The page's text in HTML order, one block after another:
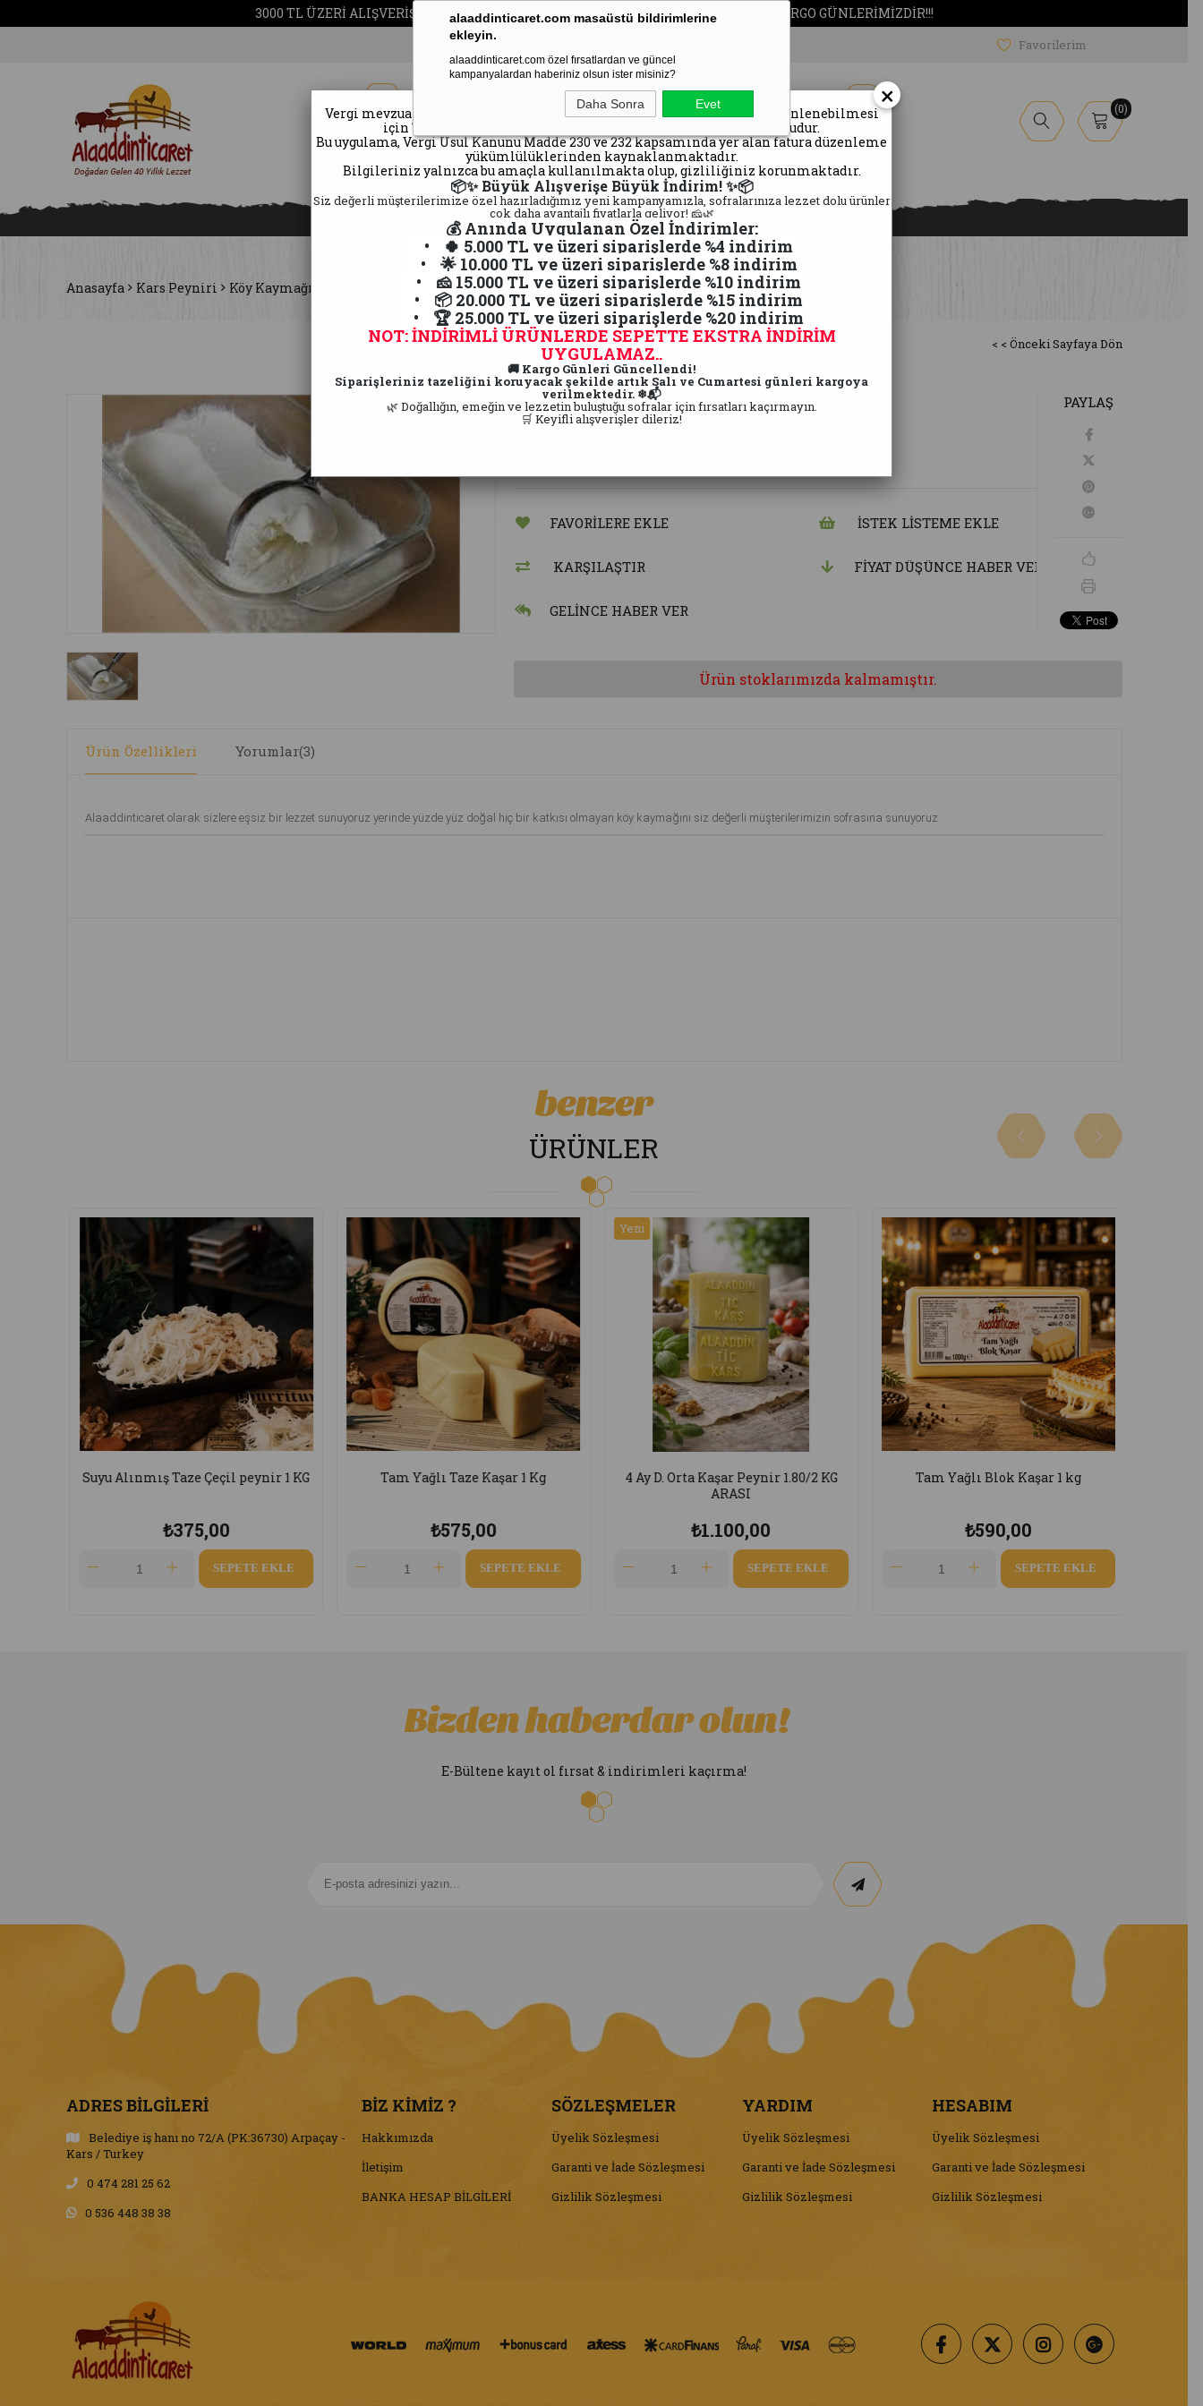
alaaddinticaret.com masaüstü bildirimlerine
ekleyin.
alaaddinticaret.com özel fırsatlardan ve güncel
kampanyalardan haberiniz olsun ister misiniz?
Daha Sonra Evet
3000 TL ÜZERİ ALIŞVERİŞLERDE ÜCRETSİZ KARGO SALI VE CUMARTESİ GÜNLERİ KARGO GÜNLERİMİZDİR!!!
Favorilerim
0
Kars Balı Kars Peyniri Kars Kaz Eti
Kars Yağ
Ürünleri
Yöresel
Ürünler
Anasayfa Kars Peyniri Köy Kaymağı 500 GR
< < Önceki Sayfaya Dön
Alaaddin Ticaret
Köy Kaymağı 500 GR
FAVORILERE EKLE İSTEK LISTEME EKLE
KARŞILAŞTIR FIYAT DÜŞÜNCE HABER VER
GELINCE HABER VER
Ürün stoklarımızda kalmamıştır.
PAYLAŞ
Ürün Özellikleri Yorumlar(3)
Alaaddinticaret olarak sizlere eşsiz bir lezzet sunuyoruz yerinde yüzde yüz doğal hiç bir katkısı olmayan köy kaymağını siz değerli müşterilerimizin sofrasına sunuyoruz.
benzer
ÜRÜNLER
Çeçil peynir 1 KG
SEPETE EKLE
Tam Yağlı Taze Kaşar 1 Kg
SEPETE EKLE
4 Ay D. Orta Kaşar Peynir 1.80/2 KG
Ürün
SEPETE EKLE
Tam Yağlı Blok Kaşar 1 kg
SEPETE EKLE
Tam Yağlı Taze kaşar 1.85/ 2 KG
Bizden haberdar olun!
E-Bültene kayıt ol fırsat & indirimleri kaçırma!
ADRES BİLGİLERİ
Belediye iş hanı no 72/A (PK:36730) Arpaçay -
Kars / Turkey
0 474 281 25 62
0 536 448 38 38
BİZ KİMİZ ?
Hakkımızda
İletişim
BANKA HESAP BİLGİLERİ
SÖZLEŞMELER
Üyelik Sözleşmesi
Garanti ve İade Sözleşmesi
Gizlilik Sözleşmesi
YARDIM
Üyelik Sözleşmesi
Garanti ve İade Sözleşmesi
Gizlilik Sözleşmesi
HESABIM
Üyelik Sözleşmesi
Garanti ve İade Sözleşmesi
Gizlilik Sözleşmesi
×
Kıymetli müşterimiz,
Vergi mevzuatı gereği, belirli tutarın üzerindeki siparişlerde fatura düzenlenebilmesi
için T.C. kimlik numarası veya vergi numarası alınması zorunludur.
Bu uygulama, Vergi Usul Kanunu Madde 230 ve 232 kapsamında yer alan fatura düzenleme
yükümlülüklerinden kaynaklanmaktadır.
Bilgileriniz yalnızca bu amaçla kullanılmakta olup, gizliliğiniz korunmaktadır.
📦✨ Büyük Alışverişe Büyük İndirim! ✨📦
Siz değerli müşterilerimize özel hazırladığımız yeni kampanyamızla, sofralarınıza lezzet dolu ürünler
çok daha avantajlı fiyatlarla geliyor! 🧀🌿
💰 Anında Uygulanan Özel İndirimler:
• 🍀 5.000 TL ve üzeri siparişlerde %4 indirim
• 🌟 10.000 TL ve üzeri siparişlerde %8 indirim
• 🧀 15.000 TL ve üzeri siparişlerde %10 indirim
• 📦 20.000 TL ve üzeri siparişlerde %15 indirim
• 🏆 25.000 TL ve üzeri siparişlerde %20 indirim
NOT: İNDİRİMLİ ÜRÜNLERDE SEPETTE EKSTRA İNDİRİM
UYGULAMAZ..
🚚 Kargo Günleri Güncellendi!
Siparişleriniz tazeliğini koruyacak şekilde artık Salı ve Cumartesi günleri kargoya
verilmektedir. ❄📬
🌿 Doğallığın, emeğin ve lezzetin buluştuğu sofralar için fırsatları kaçırmayın.
🛒 Keyifli alışverişler dileriz!